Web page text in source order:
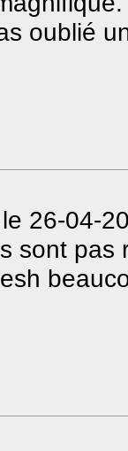
oublié
26-04-
sont